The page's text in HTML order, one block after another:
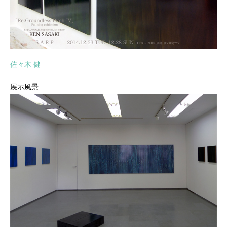
佐々木 健
展示風景